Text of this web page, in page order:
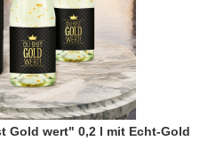
Gold wert" 0,2 l mit Echt-Gold